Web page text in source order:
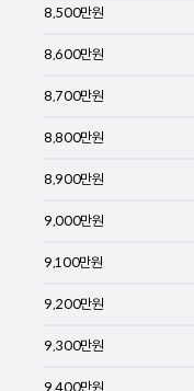
8,500만원
8,600만원
8,700만원
8,800만원
8,900만원
9,000만원
9,100만원
9,200만원
9,300만원
9,400만원